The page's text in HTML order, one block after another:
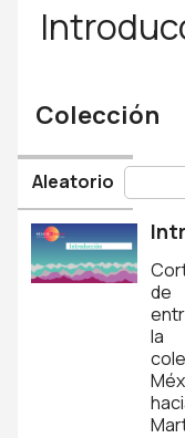
Colección
Aleatorio
de
la